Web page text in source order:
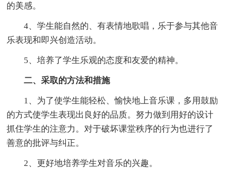
的美感。
4、学生能自然的、有表情地歌唱，乐于参与其他音
乐表现和即兴创造活动。
5、培养了学生乐观的态度和友爱的精神。
二、采取的方法和措施
1、为了使学生能轻松、愉快地上音乐课，多用鼓励
的方式使学生表现出良好的品质。努力做到用好的设计
抓住学生的注意力。对于破坏课堂秩序的行为也进行了
善意的批评与纠正。
2、更好地培养学生对音乐的兴趣。